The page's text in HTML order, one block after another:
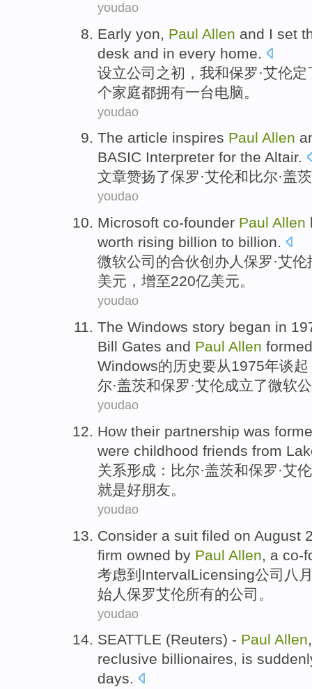
youdao
Early yon Paul Allen and I set
desk and in every home
设立公司之初 ， 我和保罗·艾伦定
个家庭都拥有一台电脑 。
youdao
The article inspires Paul Allen
BASIC Interpreter for the Altair.
文章赞扬了保罗·艾伦和 比尔·盖茨
youdao
Microsoft co-founder Paul Allen
worth rising billion to billion.
微软公司 的合伙创办人 保罗·艾伦
美元，增至220亿美元。
youdao
The Windows story began in
Bill Gates and Paul Allen formed
Windows的历史要从1975年谈
尔·盖茨和保罗·艾伦成立了微软
youdao
How their partnership was
were childhood friends from
关系形成 ： 比尔·盖茨和保罗·艾伦
就是好朋友。
youdao
Consider a suit filed on August
firm owned by Paul Allen , a co-
考虑到 IntervalLicensing公司 八
始人 保罗艾伦所有的公司。
youdao
SEATTLE (Reuters) - Paul Allen
reclusive billionaires, is
days.